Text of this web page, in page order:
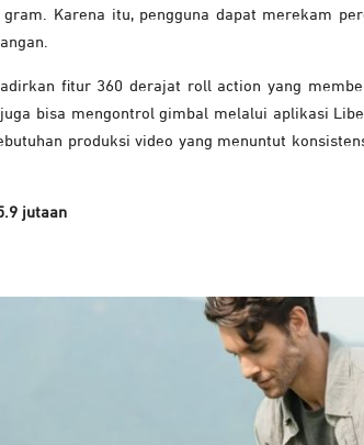
Karena itu, pengguna dapat merekam
fitur 360 derajat roll action yang
bisa mengontrol gimbal melalui aplikasi
produksi video yang menuntut
jutaan